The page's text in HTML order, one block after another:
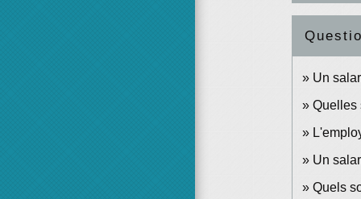
Un
Quelles
Un
Quels